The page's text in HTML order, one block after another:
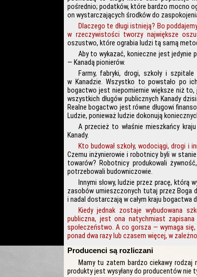
pośrednio; podatków, które bardzo mocno
on wystarczających środków do
Dlaczego te długi istnieją? Bo
w rzeczywistości tworzy największe
oszustwo, które ograbia ludzi tą samą
Aby to wykazać, konieczne jest jedynie
— Kanadą pionierów.
Farmy, fabryki, drogi, szkoły i
w Kanadzie. Wszystko to powstało po
bogactwo jest niepomiernie większe niż to,
wszystkich długów publicznych Kanady
Realne bogactwo jest równe długowi
Ludzie, ponieważ ludzie dokonują
A przecież to właśnie mieszkańcy
Kanady.
Kto budował szkoły, wodociągi, drogi
Czemu inżynierowie i robotnicy byli w
towarów? Robotnicy produkowali
potrzebowali budowniczowie.
Innymi słowy, ludzie przez pracę, którą
zasobów umieszczonych tutaj przez Boga
i nadal dostarczają w całym kraju bogactwa
Kiedy jednak zostaje wybudowana
publiczna, jest ona natychmiast
społeczeństwo. A co gorsza — wymaga
ponad dwa razy lub czasem więcej, w
Producenci są rozliczani
Mamy tu zatem bardzo ciekawy
produkty jest wysyłany do producentów nie